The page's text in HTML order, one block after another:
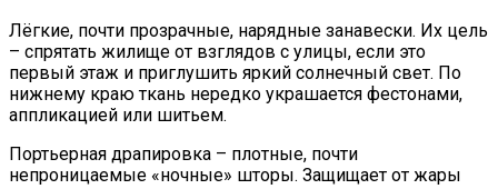
Лёгкие, почти прозрачные, нарядные занавески. Их цель
– спрятать жилище от взглядов с улицы, если это
первый этаж и приглушить яркий солнечный свет. По
нижнему краю ткань нередко украшается фестонами,
аппликацией или шитьем.
Портьерная драпировка – плотные, почти
непроницаемые «ночные» шторы. Защищает от жары